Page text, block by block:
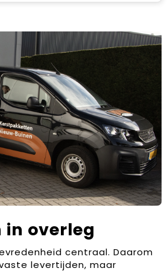
in overleg
centraal. Daarom
levertijden, maar